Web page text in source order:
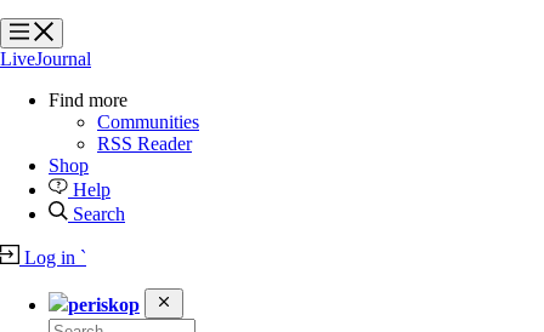
?
?
LiveJournal
Find more
Communities
RSS Reader
Shop
Help
Search
Log in `
periskop